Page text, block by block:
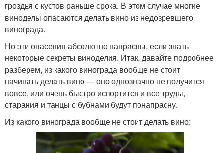
гроздья с кустов раньше срока. В этом случае многие
виноделы опасаются делать вино из недозревшего
винограда.
Но эти опасения абсолютно напрасны, если знать
некоторые секреты виноделия. Итак, давайте подробнее
разберем, из какого винограда вообще не стоит
начинать делать вино — оно однозначно не получится
вовсе, или очень быстро испортится и все труды,
старания и танцы с бубнами будут понапрасну.
Из какого винограда вообще не стоит делать вино: